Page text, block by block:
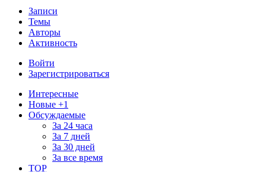
Записи
Темы
Авторы
Активность
Войти
Зарегистрироваться
Интересные
Новые +1
Обсуждаемые
За 24 часа
За 7 дней
За 30 дней
За все время
TOP